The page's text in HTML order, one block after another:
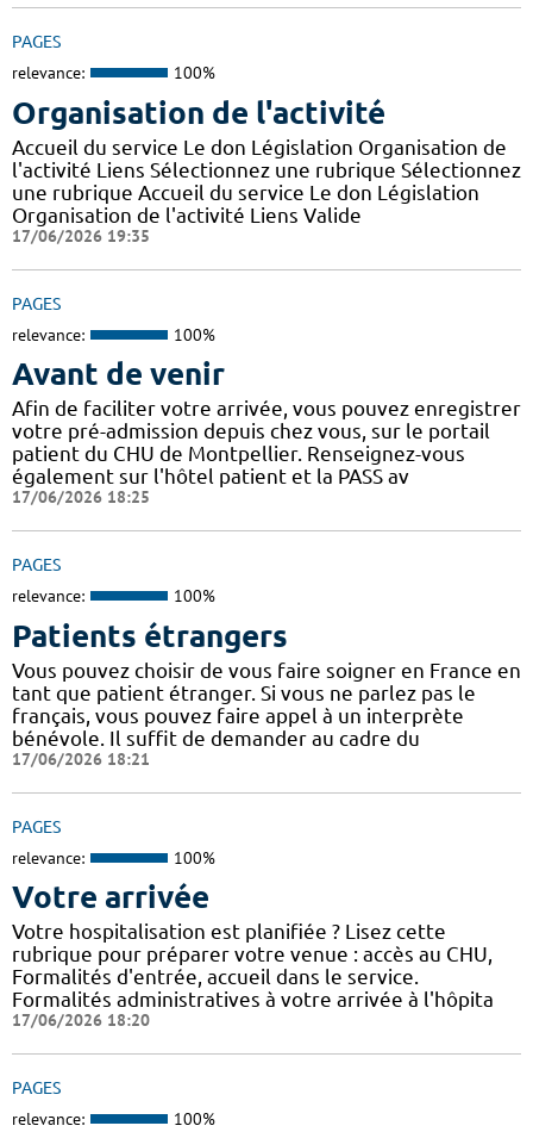
PAGES
relevance: 100%
Organisation de l'activité
Accueil du service Le don Législation Organisation de
l'activité Liens Sélectionnez une rubrique Sélectionnez
une rubrique Accueil du service Le don Législation
Organisation de l'activité Liens Valide
17/06/2026 19:35
PAGES
relevance: 100%
Avant de venir
Afin de faciliter votre arrivée, vous pouvez enregistrer
votre pré-admission depuis chez vous, sur le portail
patient du CHU de Montpellier. Renseignez-vous
également sur l'hôtel patient et la PASS av
17/06/2026 18:25
PAGES
relevance: 100%
Patients étrangers
Vous pouvez choisir de vous faire soigner en France en
tant que patient étranger. Si vous ne parlez pas le
français, vous pouvez faire appel à un interprète
bénévole. Il suffit de demander au cadre du
17/06/2026 18:21
PAGES
relevance: 100%
Votre arrivée
Votre hospitalisation est planifiée ? Lisez cette
rubrique pour préparer votre venue : accès au CHU,
Formalités d'entrée, accueil dans le service.
Formalités administratives à votre arrivée à l'hôpita
17/06/2026 18:20
PAGES
relevance: 100%